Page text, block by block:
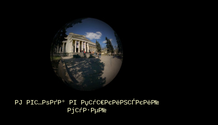
РЈ РІС…РѕРґР° РІ РџСѓС€РєРёРЅСЃРєРёР№
РјСѓР·РµР№